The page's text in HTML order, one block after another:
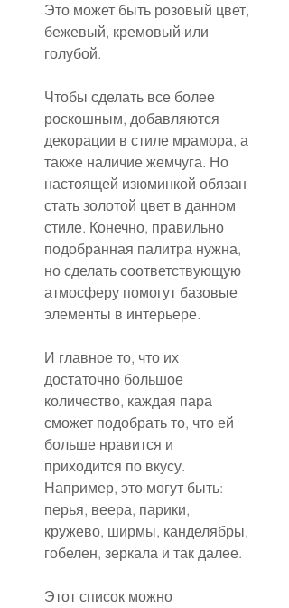
Это может быть розовый цвет,
бежевый, кремовый или
голубой.
Чтобы сделать все более
роскошным, добавляются
декорации в стиле мрамора, а
также наличие жемчуга. Но
настоящей изюминкой обязан
стать золотой цвет в данном
стиле. Конечно, правильно
подобранная палитра нужна,
но сделать соответствующую
атмосферу помогут базовые
элементы в интерьере.
И главное то, что их
достаточно большое
количество, каждая пара
сможет подобрать то, что ей
больше нравится и
приходится по вкусу.
Например, это могут быть:
перья, веера, парики,
кружево, ширмы, канделябры,
гобелен, зеркала и так далее.
Этот список можно